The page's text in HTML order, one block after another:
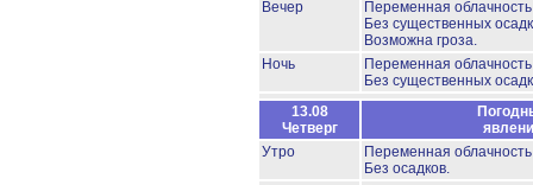
Вечер
Переменная
Без существенных
Возможна гроза.
Ночь
Переменная
Без существенных
13.08
Четверг
Утро
Переменная
Без осадков.